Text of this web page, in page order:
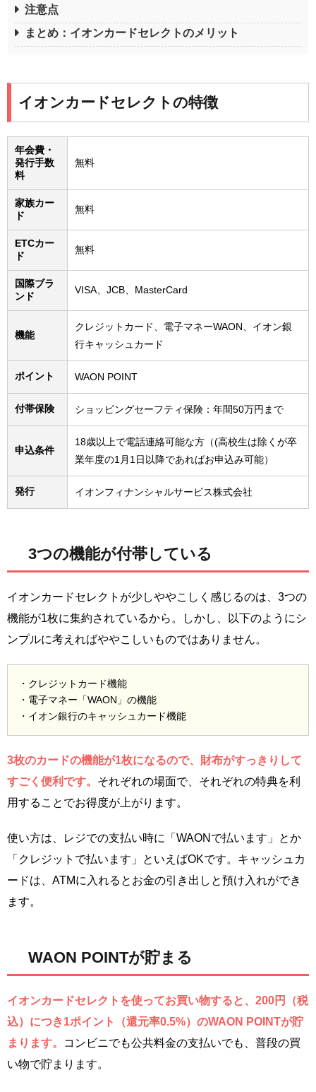
注意点
まとめ：イオンカードセレクトのメリット
イオンカードセレクトの特徴
年会費・
発行手数
料
無料
家族カー
ド
無料
ETCカー
ド
無料
国際ブラ
ンド
VISA、JCB、MasterCard
機能
クレジットカード、電子マネーWAON、イオン銀
行キャッシュカード
ポイント WAON POINT
付帯保険 ショッピングセーフティ保険：年間50万円まで
申込条件
18歳以上で電話連絡可能な方（(高校生は除くが卒
業年度の1月1日以降であればお申込み可能）
発行 イオンフィナンシャルサービス株式会社
3つの機能が付帯している
イオンカードセレクトが少しややこしく感じるのは、3つの
機能が1枚に集約されているから。しかし、以下のようにシ
ンプルに考えればややこしいものではありません。
・クレジットカード機能
・電子マネー「WAON」の機能
・イオン銀行のキャッシュカード機能
3枚のカードの機能が1枚になるので、財布がすっきりして
すごく便利です。 それぞれの場面で、それぞれの特典を利
用することでお得度が上がります。
使い方は、レジでの支払い時に「WAONで払います」とか
「クレジットで払います」といえばOKです。キャッシュカ
ードは、ATMに入れるとお金の引き出しと預け入れができ
ます。
WAON POINTが貯まる
イオンカードセレクトを使ってお買い物すると、200円（税
込）につき1ポイント（還元率0.5%）のWAON POINTが貯
まります。
コンビニでも公共料金の支払いでも、普段の買
い物で貯まります。